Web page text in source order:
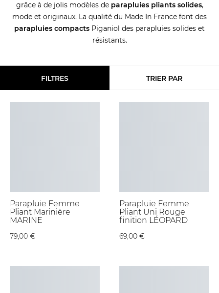
grâce à de jolis modèles de parapluies pliants solides,
mode et originaux. La qualité du Made In France font des
parapluies compacts Piganiol des parapluies solides et
résistants.
FILTRES TRIER PAR
Parapluie Femme
Pliant Marinière
MARINE
79,00 €
Parapluie Femme
Pliant Uni Rouge
finition LÉOPARD
69,00 €